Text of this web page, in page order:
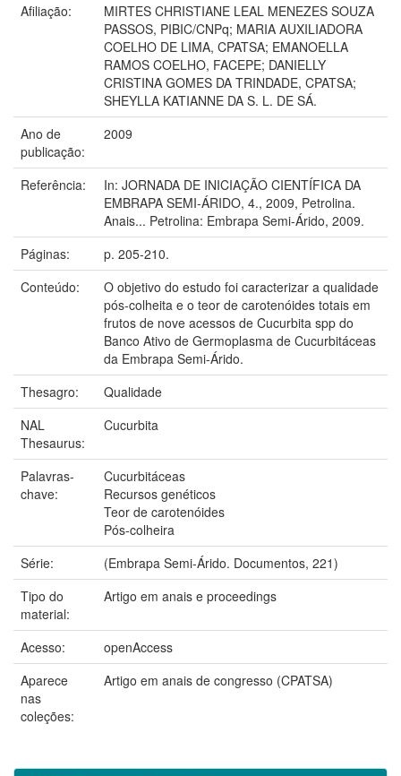
Afiliação:
MIRTES CHRISTIANE LEAL MENEZES SOUZA
PASSOS, PIBIC/CNPq; MARIA AUXILIADORA
COELHO DE LIMA, CPATSA; EMANOELLA
RAMOS COELHO, FACEPE; DANIELLY
CRISTINA GOMES DA TRINDADE, CPATSA;
SHEYLLA KATIANNE DA S. L. DE SÁ.
Ano de
publicação:
2009
Referência:
In: JORNADA DE INICIAÇÃO CIENTÍFICA DA
EMBRAPA SEMI-ÁRIDO, 4., 2009, Petrolina.
Anais... Petrolina: Embrapa Semi-Árido, 2009.
Páginas:
p. 205-210.
Conteúdo:
O objetivo do estudo foi caracterizar a qualidade
pós-colheita e o teor de carotenóides totais em
frutos de nove acessos de Cucurbita spp do
Banco Ativo de Germoplasma de Cucurbitáceas
da Embrapa Semi-Árido.
Thesagro:
Qualidade
NAL
Thesaurus:
Cucurbita
Palavras-
chave:
Cucurbitáceas
Recursos genéticos
Teor de carotenóides
Pós-colheira
Série:
(Embrapa Semi-Árido. Documentos, 221)
Tipo do
material:
Artigo em anais e proceedings
Acesso:
openAccess
Aparece
nas
coleções:
Artigo em anais de congresso (CPATSA)